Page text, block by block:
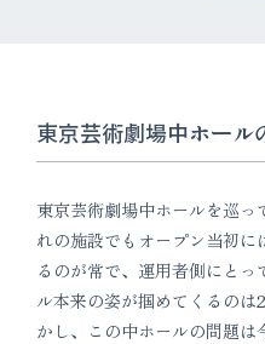
東京芸術劇場中ホール
東京芸術劇場中ホールを巡
れの施設でもオープン当初
るのが常で、運用者側にと
ル本来の姿が掴めてくるのは
かし、この中ホールの問題